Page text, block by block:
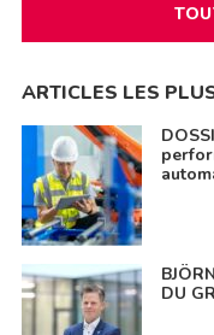
ARTICLES LES
DU